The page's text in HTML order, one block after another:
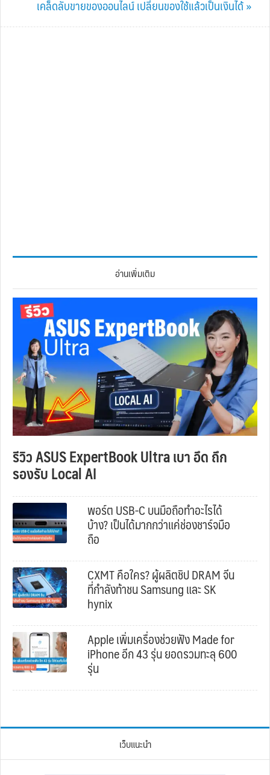
Post:Next
Post:
เคล็ดลับขายของออนไลน์ เปลี่ยนของใช้แล้วเป็นเงินได้ »
อ่านเพิ่มเติม
รีวิว ASUS ExpertBook Ultra เบา อึด ถึก
รองรับ Local AI
พอร์ต USB-C บนมือถือทำอะไรได้
บ้าง? เป็นได้มากกว่าแค่ช่องชาร์จมือ
ถือ
CXMT คือใคร? ผู้ผลิตชิป DRAM จีน
ที่กำลังท้าชน Samsung และ SK
hynix
Apple เพิ่มเครื่องช่วยฟัง Made for
iPhone อีก 43 รุ่น ยอดรวมทะลุ 600
รุ่น
เว็บแนะนำ